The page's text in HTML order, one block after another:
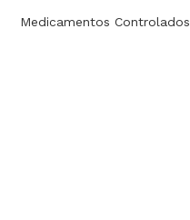
Medicamentos Controlados